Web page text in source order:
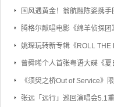
国风遇黄金！翁航融陈姿携
腾格尔献唱电影《绵羊侦探团
姚琛玩转新专辑《ROLL THE
曾舜晞个人首张粤语大碟《
《须臾之桥Out of Service》
张远「远行」巡回演唱会5.1